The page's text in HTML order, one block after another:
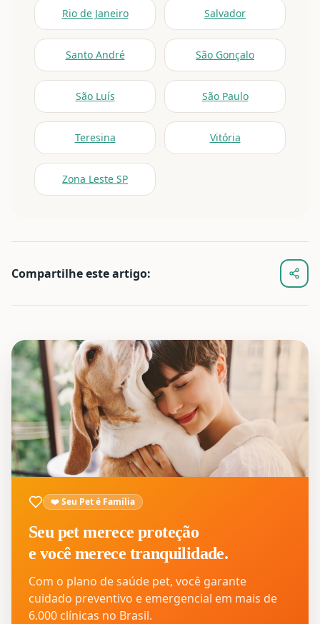
Rio de Janeiro Salvador
Santo André São Gonçalo
São Luís São Paulo
Teresina Vitória
Zona Leste SP
Compartilhe este artigo:
❤️ Seu Pet é Família
Seu pet merece proteção
e você merece tranquilidade.
Com o plano de saúde pet, você garante
cuidado preventivo e emergencial em mais de
6.000 clínicas no Brasil.